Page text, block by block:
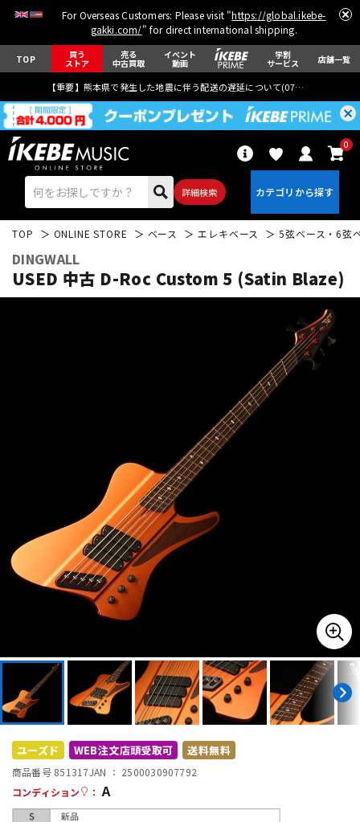
For Overseas Customers: Please visit "https://global.ikebe-
gakki.com/" for direct international shipping.
TOP 買う
ストア
売る
中古買取
イベント
動画
学割
サービス 店舗一覧
【重要】熊本県で発生した地震に伴う配送の遅延について(07月29日
詳細検索
0
アコギ/エレアコ
ウクレレ
キーボード
管楽器
アンプ
DJ機器 DTM
配信/ライブ機器
TOP ONLINE STORE ベース エレキベース 5弦ベース・6弦
DINGWALL
USED 中古 D-Roc Custom 5 (Satin Blaze)
ユーズド WEB注文店頭受取可 送料無料
商品番号 851317JAN ： 2500030907792
コンディション
： A